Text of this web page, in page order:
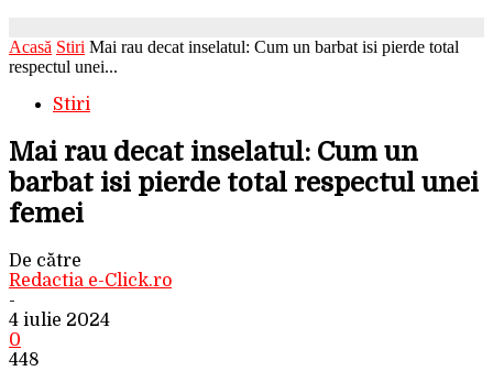
Acasă Stiri Mai rau decat inselatul: Cum un barbat isi pierde total
respectul unei...
Stiri
Mai rau decat inselatul: Cum un
barbat isi pierde total respectul unei
femei
De către
Redactia e-Click.ro
-
4 iulie 2024
0
448